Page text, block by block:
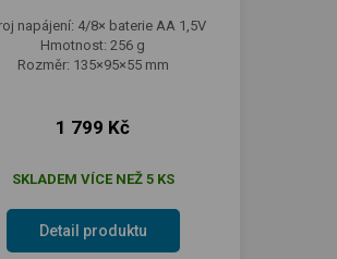
napájení: 4/8× baterie AA 1,5V
Hmotnost: 256 g
Rozměr: 135×95×55 mm
1 799 Kč
SKLADEM VÍCE NEŽ 5 KS
Detail produktu